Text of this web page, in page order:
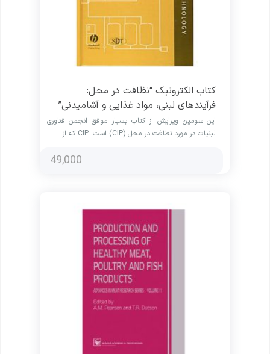
کتاب الکترونیک “نظافت در محل:
فرآیندهای لبنی، مواد غذایی و آشامیدنی”
این سومین ویرایش از کتاب بسیار موفق انجمن فناوری
لبنیات در مورد نظافت در محل (CIP) است. CIP که از…
49,000